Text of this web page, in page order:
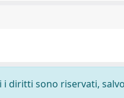
diritti sono riservati,